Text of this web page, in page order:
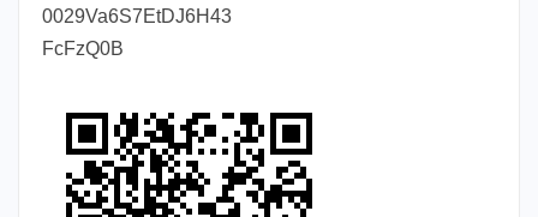
0029Va6S7EtDJ6H43
FcFzQ0B